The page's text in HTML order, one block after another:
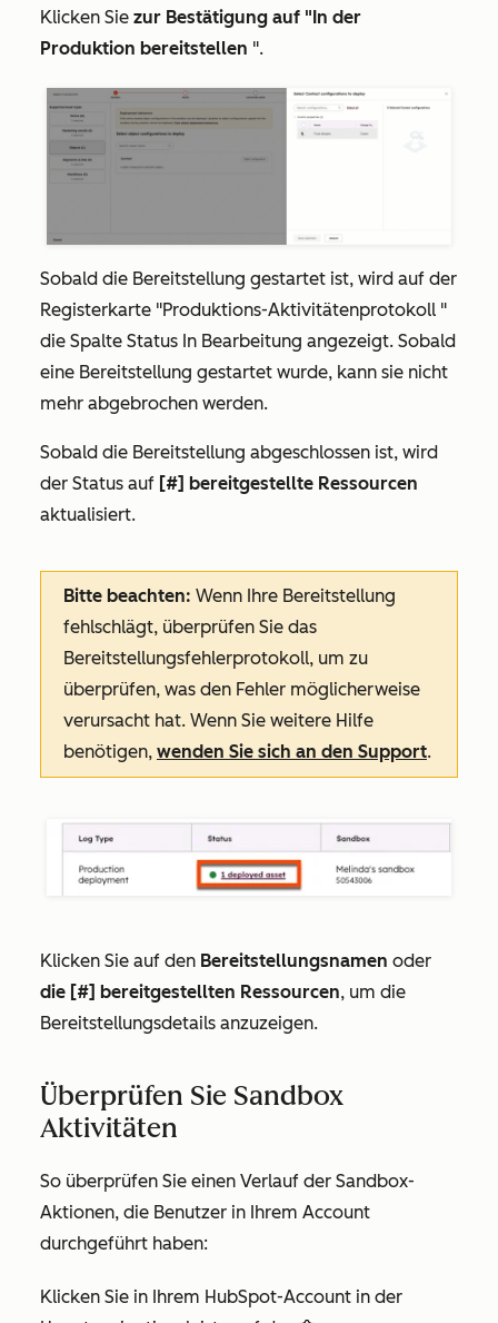
Klicken Sie zur Bestätigung auf "In der
Produktion bereitstellen ".
Sobald die Bereitstellung gestartet ist, wird auf der
Registerkarte "Produktions-Aktivitätenprotokoll "
die Spalte Status In Bearbeitung angezeigt. Sobald
eine Bereitstellung gestartet wurde, kann sie nicht
mehr abgebrochen werden.
Sobald die Bereitstellung abgeschlossen ist, wird
der Status auf [#] bereitgestellte Ressourcen
aktualisiert.
Bitte beachten: Wenn Ihre Bereitstellung
fehlschlägt, überprüfen Sie das
Bereitstellungsfehlerprotokoll, um zu
überprüfen, was den Fehler möglicherweise
verursacht hat. Wenn Sie weitere Hilfe
benötigen, wenden Sie sich an den Support.
Klicken Sie auf den Bereitstellungsnamen oder
die [#] bereitgestellten Ressourcen, um die
Bereitstellungsdetails anzuzeigen.
Überprüfen Sie Sandbox
Aktivitäten
So überprüfen Sie einen Verlauf der Sandbox-
Aktionen, die Benutzer in Ihrem Account
durchgeführt haben:
Klicken Sie in Ihrem HubSpot-Account in der